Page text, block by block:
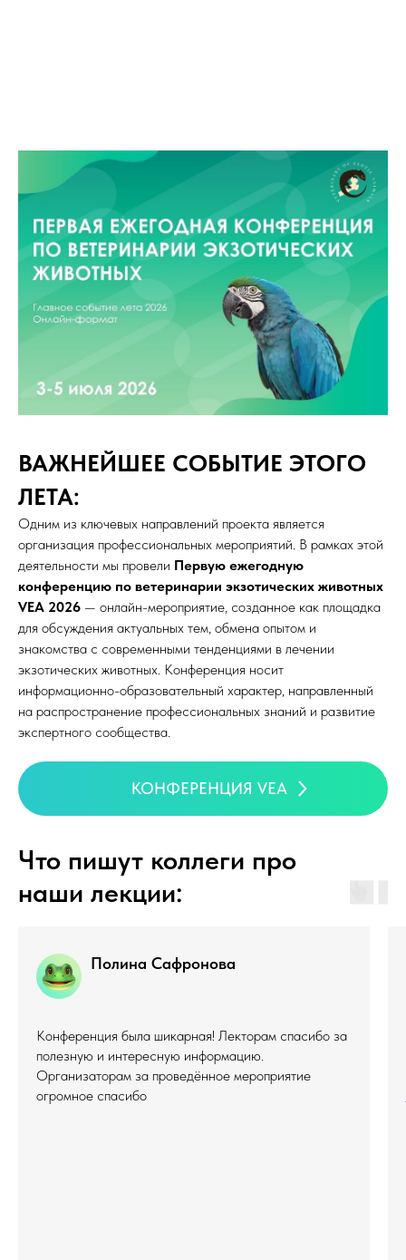
ВАЖНЕЙШЕЕ СОБЫТИЕ ЭТОГО
ЛЕТА:
Одним из ключевых направлений проекта является
организация профессиональных мероприятий. В рамках этой
деятельности мы провели Первую ежегодную
конференцию по ветеринарии экзотических животных
VEA 2026 — онлайн-мероприятие, созданное как площадка
для обсуждения актуальных тем, обмена опытом и
знакомства с современными тенденциями в лечении
экзотических животных. Конференция носит
информационно-образовательный характер, направленный
на распространение профессиональных знаний и развитие
экспертного сообщества.
КОНФЕРЕНЦИЯ VEA
Что пишут коллеги про
наши лекции:
Полина Сафронова
Конференция была шикарная! Лекторам спасибо за
полезную и интересную информацию.
Организаторам за проведённое мероприятие
огромное спасибо